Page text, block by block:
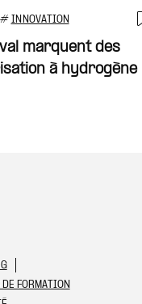
# INNOVATION
marquent des
à hydrogène
sélection
FORMATION